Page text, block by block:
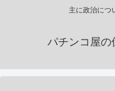
主に政治につ
パチンコ屋の